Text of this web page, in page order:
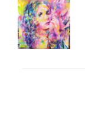
AJOUTER
AU PANIER